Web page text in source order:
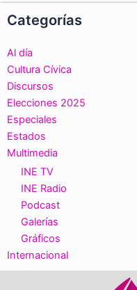
Categorías
Al día
Cultura Cívica
Discursos
Elecciones 2025
Especiales
Estados
Multimedia
INE TV
INE Radio
Podcast
Galerías
Gráficos
Internacional